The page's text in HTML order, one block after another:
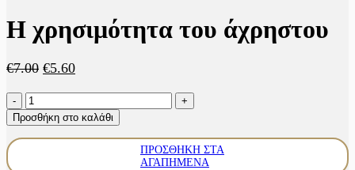
Η χρησιμότητα του άχρηστου
€7.00 Original
€7.00.
€5.60Η
είναι:
€5.60.
Η
χρησιμότητα
του
άχρηστου
Προσθήκη στο καλάθι
ΠΡΟΣΘΉΚΗ ΣΤΑ
ΑΓΑΠΗΜΈΝΑ